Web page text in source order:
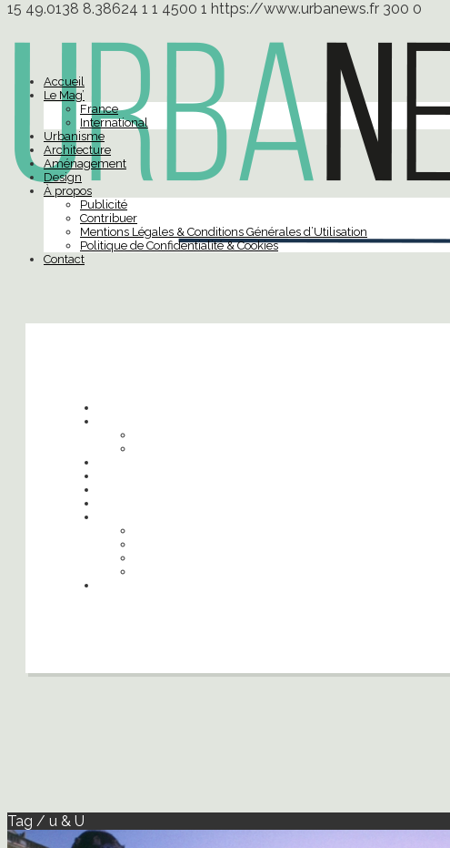
15 49.0138 8.38624 1 1 4500 1 https://www.urbanews.fr 300 0
Accueil
Le Mag’
France
International
Urbanisme
Architecture
Aménagement
Design
À propos
Publicité
Contribuer
Mentions Légales & Conditions Générales d’Utilisation
Politique de Confidentialité & Cookies
Contact
Tag / u & U